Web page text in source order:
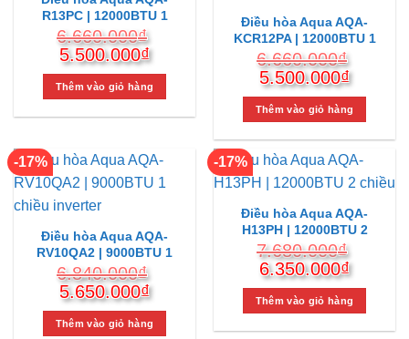
R13PC | 12000BTU 1
chiều
6.660.000₫
Giá
gốc
là:
5.500.000₫Giá
hiện
tại
5.500.000₫.
Thêm vào giỏ hàng
Điều hòa Aqua AQA-
KCR12PA | 12000BTU 1
chiều
6.660.000₫
Giá
gốc
là:
5.500.000₫Giá
hiện
tại
Thêm vào giỏ hàng
-17%
Điều hòa Aqua AQA-
RV10QA2 | 9000BTU 1
chiều inverter
6.840.000₫
Giá
gốc
là:
5.650.000₫Giá
hiện
tại
Thêm vào giỏ hàng
-17%
Điều hòa Aqua AQA-
H13PH | 12000BTU 2
chiều
7.680.000₫
Giá
gốc
là:
6.350.000₫Giá
hiện
tại
Thêm vào giỏ hàng